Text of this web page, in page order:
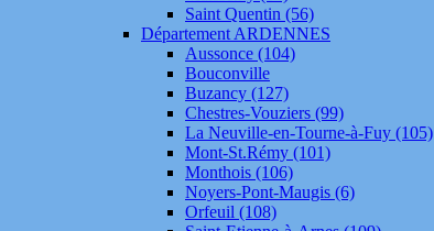
Saint Quentin (56)
Département ARDENNES
Aussonce (104)
Bouconville
Buzancy (127)
Chestres-Vouziers (99)
La Neuville-en-Tourne-à-Fuy (105)
Mont-St.Rémy (101)
Monthois (106)
Noyers-Pont-Maugis (6)
Orfeuil (108)